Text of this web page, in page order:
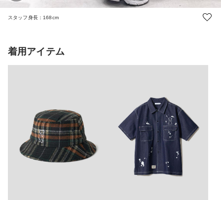
スタッフ身長：168cm
着用アイテム